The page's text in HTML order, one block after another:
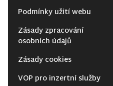
Podmínky užití webu
Zásady zpracování
osobních údajů
Zásady cookies
VOP pro inzertní služby